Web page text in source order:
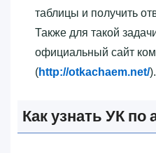
таблицы и получить
Также для такой
официальный сайт
(http://otkachaem.net/).
Как узнать УК по